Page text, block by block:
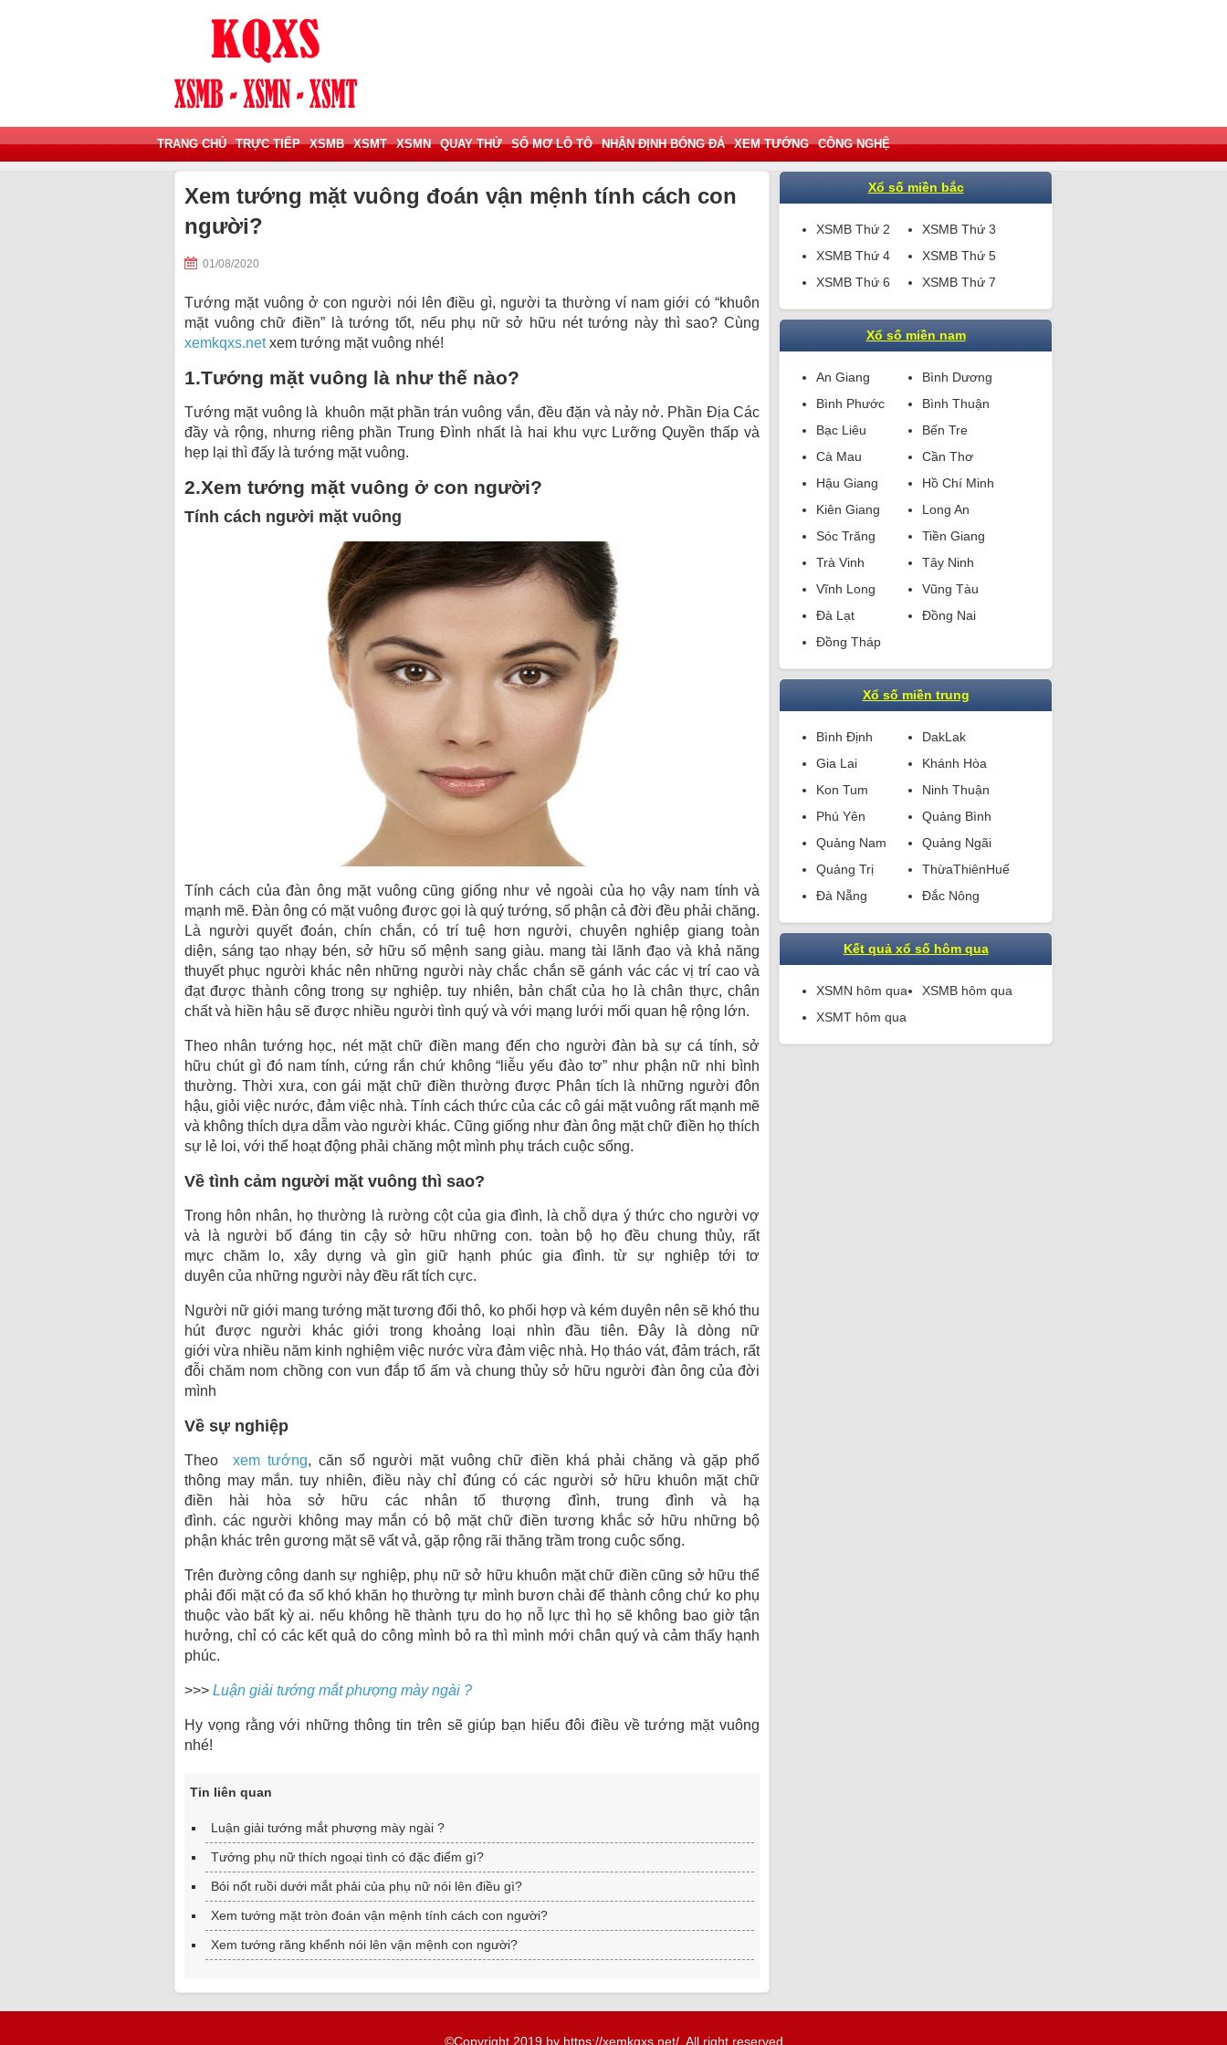
TRANG CHỦ TRỰC TIẾP XSMB XSMT XSMN QUAY THỬ SỔ MƠ LÔ TÔ NHẬN ĐỊNH BÓNG ĐÁ XEM TƯỚNG CÔNG NGHỆ
Xem tướng mặt vuông đoán vận mệnh tính cách con
người?
01/08/2020
Tướng mặt vuông ở con người nói lên điều gì, người ta thường ví nam giới có “khuôn
mặt vuông chữ điền” là tướng tốt, nếu phụ nữ sở hữu nét tướng này thì sao? Cùng
xemkqxs.netxem tướng mặt vuông nhé!
1.Tướng mặt vuông là như thế nào?
Tướng mặt vuông là khuôn mặt phần trán vuông vắn, đều đặn và nảy nở. Phần Địa Các
đầy và rộng, nhưng riêng phần Trung Đình nhất là hai khu vực Lưỡng Quyền thấp và
hẹp lại thì đấy là tướng mặt vuông.
2.Xem tướng mặt vuông ở con người?
Tính cách người mặt vuông
Tínhcách của đàn ông mặt vuông cũng giống như vẻ ngoài của họ vậy nam tính và
mạnh mẽ. Đàn ông có mặt vuông được gọi là quý tướng, số phận cả đời đều phải chăng.
Là người quyết đoán, chín chắn, có trí tuệ hơn người, chuyên nghiệp giang toàn
diện,sáng tạo nhạy bén,sở hữu số mệnh sang giàu. mang tài lãnh đạo và khả năng
thuyết phục người khác nên những người nàychắc chắn sẽgánh vác cácvị trí cao và
đạt được thành công trong sự nghiệp.tuy nhiên, bản chấtcủa họ làchân thực, chân
chấtvà hiền hậu sẽ được nhiều người tình quý và với mạng lưới mối quan hệ rộng lớn.
Theo nhân tướng học, nét mặt chữ điền mang đến cho người đàn bà sựcá tính,sở
hữu chút gì đónam tính, cứng rắn chứ không “liễu yếu đào tơ” như phận nữ nhi bình
thường. Thời xưa, con gái mặt chữ điền thường được Phân tích là những ngườiđôn
hậu, giỏi việc nước, đảm việc nhà. Tính cách thức của các cô gái mặt vuông rất mạnh mẽ
và không thích dựa dẫm vào người khác. Cũng giống như đàn ông mặt chữ điền họ thích
sự lẻ loi, với thể hoạt động phải chăng mộtmình phụ trách cuộc sống.
Về tình cảm người mặt vuông thì sao?
Trong hôn nhân, họ thường là rường cộtcủa gia đình, là chỗ dựa ý thứccho người vợ
và là người bố đáng tin cậysở hữu những con. toàn bộ họ đều chung thủy, rất
mực chăm lo,xây dựng vàgìn giữhạnh phúc gia đình.từ sự nghiệptới
tơ
duyên của những người này đều rất tích cực.
Người nữ giới mang tướng mặttương đối thô, ko phối hợpvà kém duyên nên sẽ khóthu
hútđược người khác giới trong khoảng loại nhìnđầu tiên. Đây làdòng
nữ
giới vừa nhiều năm kinh nghiệm việc nước vừa đảm việc nhà. Họ tháo vát, đảm trách, rất
đỗi chăm nom chồng con vun đắp tổ ấm và chung thủysở hữu người đàn ông của đời
mình
Về sự nghiệp
Theo xem tướng, căn sốngười mặt vuông chữ điền khá phải chăng và gặp phổ
thông may mắn.tuy nhiên, điều này chỉ đúngcó các người sở hữu khuôn mặt chữ
điền hài hòa sở hữu các nhân tố thượng đình, trung đình và hạ
đình. cácngười không may mắncó bộ mặtchữ điền tương khắcsở hữu những bộ
phận khác trên gương mặtsẽ vất vả, gặp rộng rãi thăng trầm trong cuộc sống.
Trên đường công danh sự nghiệp, phụ nữ sở hữu khuôn mặt chữ điền cũng sở hữu thể
phải đối mặtcó đa số khó khăn họ thường tự mình bươn chải để thành công chứ kophụ
thuộc vào bất kỳai. nếu không hề thành tựu do họ nỗ lực thì họ sẽ không bao giờtận
hưởng, chỉ có cáckết quả do công mình bỏ ra thì mình mới chân quý và cảm thấy hạnh
phúc.
>>> Luận giải tướng mắt phượng mày ngài ?
Hy vọng rằng với những thông tin trên sẽ giúp bạn hiểu đôi điều về tướng mặt vuông
nhé!
Tin liên quan
Luận giải tướng mắt phượng mày ngài ?
Tướng phụ nữ thích ngoại tình có đặc điểm gì?
Bói nốt ruồi dưới mắt phải của phụ nữ nói lên điều gì?
Xem tướng mặt tròn đoán vận mệnh tính cách con người?
Xem tướng răng khểnh nói lên vận mệnh con người?
Xổ số miền bắc
XSMB Thứ 2
XSMB Thứ 3
XSMB Thứ 4
XSMB Thứ 5
XSMB Thứ 6
XSMB Thứ 7
Xổ số miền nam
An Giang
Bình Dương
Bình Phước
Bình Thuận
Bạc Liêu
Bến Tre
Cà Mau
Cần Thơ
Hậu Giang
Hồ Chí Minh
Kiên Giang
Long An
Sóc Trăng
Tiền Giang
Trà Vinh
Tây Ninh
Vĩnh Long
Vũng Tàu
Đà Lạt
Đồng Nai
Đồng Tháp
Xổ số miền trung
Bình Định
DakLak
Gia Lai
Khánh Hòa
Kon Tum
Ninh Thuận
Phú Yên
Quảng Bình
Quảng Nam
Quảng Ngãi
Quảng Trị
ThừaThiênHuế
Đà Nẵng
Đắc Nông
Kết quả xổ số hôm qua
XSMN hôm qua
XSMB hôm qua
XSMT hôm qua
©Copyright 2019 by https://xemkqxs.net/. All right reserved